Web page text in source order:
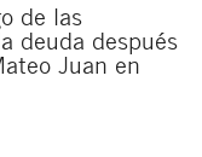
de las
deuda después
Juan en